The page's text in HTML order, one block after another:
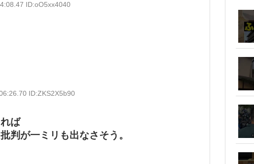
ID:oO5xx4040
ID:ZKS2X5b90
ば
判が一ミリも出なさそう。